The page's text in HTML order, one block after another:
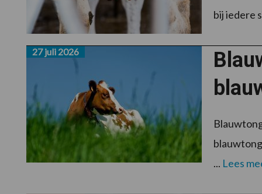
bij iedere
27 juli 2026
... Lees